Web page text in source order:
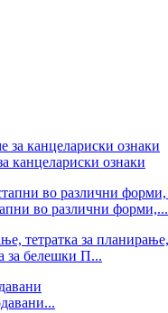
канцелариски ознаки
во различни форми,...
за белешки П...